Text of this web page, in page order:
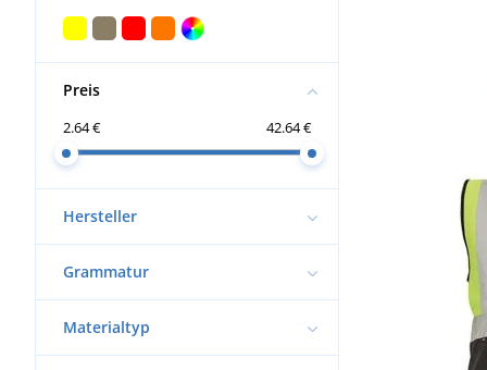
Preis
2.64 € 42.64 €
Hersteller
Grammatur
Materialtyp